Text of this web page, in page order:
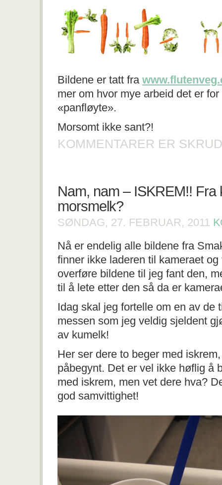
Bildene er tatt fra
mer om hvor mye arbeid det er
«panfløyte».
Morsomt ikke sant?!
KOMMENTARER ER
Nam, nam – ISKREM!! Fra
morsmelk?
SØNDAG, 27. FEBRUAR, 2011
Nå er endelig alle bildene fra
finner ikke laderen til kameraet
overføre bildene til jeg fant den,
til å lete etter den så da er
Idag skal jeg fortelle om en av de
messen som jeg veldig sjeldent
av kumelk!
Her ser dere to beger med
påbegynt. Det er vel ikke høflig å
med iskrem, men vet dere hva?
god samvittighet!